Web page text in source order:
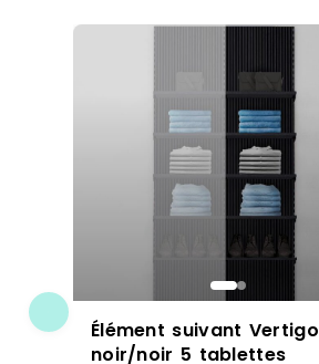
Élément suivant Vertigo
noir/noir 5 tablettes